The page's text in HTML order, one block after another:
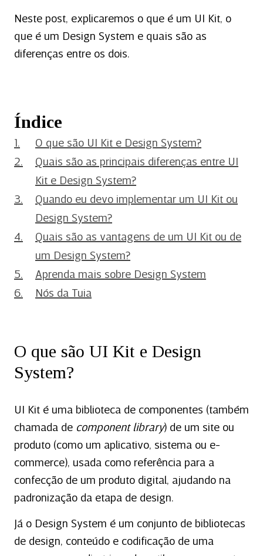
Neste post, explicaremos o que é um UI Kit, o
que é um Design System e quais são as
diferenças entre os dois.
Índice
O que são UI Kit e Design System?
Quais são as principais diferenças entre UI
Kit e Design System?
Quando eu devo implementar um UI Kit ou
Design System?
Quais são as vantagens de um UI Kit ou de
um Design System?
Aprenda mais sobre Design System
Nós da Tuia
O que são UI Kit e Design
System?
UI Kit é uma biblioteca de componentes (também
chamada de component library) de um site ou
produto (como um aplicativo, sistema ou e-
commerce), usada como referência para a
confecção de um produto digital, ajudando na
padronização da etapa de design.
Já o Design System é um conjunto de bibliotecas
de design, conteúdo e codificação de uma